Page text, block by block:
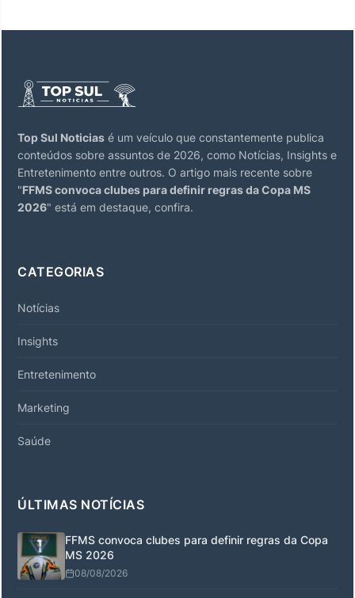
Top Sul Noticias é um veículo que constantemente publica
conteúdos sobre assuntos de 2026, como Notícias, Insights e
Entretenimento entre outros. O artigo mais recente sobre
"FFMS convoca clubes para definir regras da Copa MS
2026" está em destaque, confira.
CATEGORIAS
Notícias
Insights
Entretenimento
Marketing
Saúde
ÚLTIMAS NOTÍCIAS
FFMS convoca clubes para definir regras da Copa
MS 2026
08/08/2026